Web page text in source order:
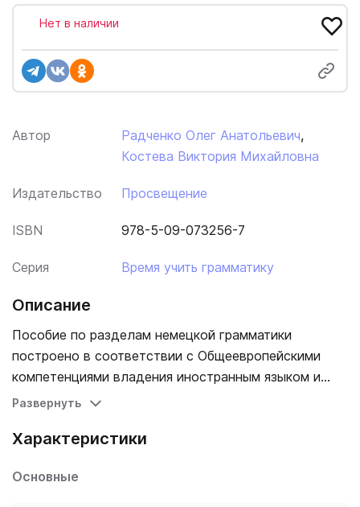
Автор Радченко Олег Анатольевич,
Костева Виктория Михайловна
Издательство Просвещение
ISBN 978-5-09-073256-7
Серия Время учить грамматику
Нет в наличии
Описание
Пособие по разделам немецкой грамматики
построено в соответствии с Общеевропейскими
компетенциями владения иностранным языком и
выводит учащихся средней ступени на уровень А1.
теоретического материала с выделением случаев, в
ошибаются, и упражнений-тренировок разного
Развернуть
Характеристики
Основные